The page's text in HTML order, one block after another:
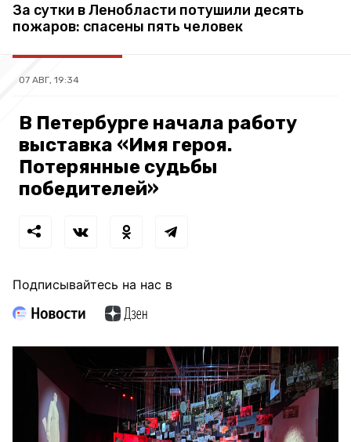
За сутки в Ленобласти потушили десять
пожаров: спасены пять человек
07 АВГ, 19:34
В Петербурге начала работу
выставка «Имя героя.
Потерянные судьбы
победителей»
Подписывайтесь на нас в